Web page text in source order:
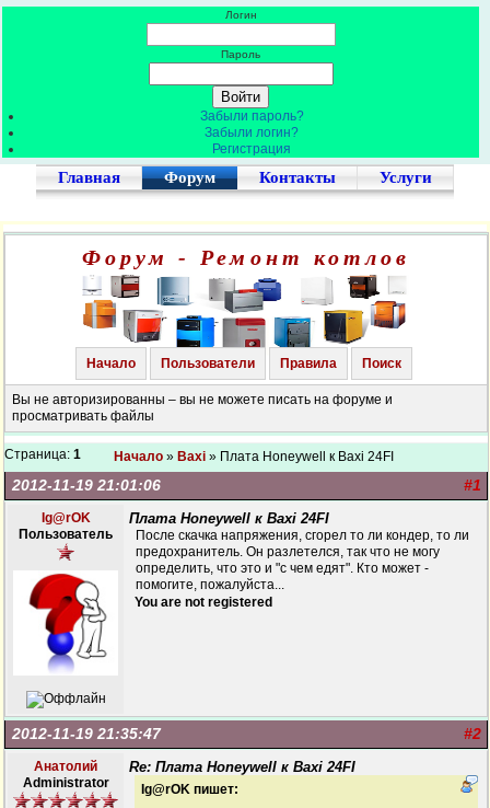
Логин
Пароль
Забыли пароль?
Забыли логин?
Регистрация
Главная Форум Контакты Услуги
Форум - Ремонт котлов
Начало Пользователи Правила Поиск
Вы не авторизированны – вы не можете писать на форуме и
просматривать файлы
Страница: 1 Начало » Baxi » Плата Honeywell к Baxi 24FI
#1
2012-11-19 21:01:06
Ig@rOK
Пользователь
Плата Honeywell к Baxi 24FI
После скачка напряжения, сгорел то ли кондер, то ли
предохранитель. Он разлетелся, так что не могу
определить, что это и "с чем едят". Кто может -
помогите, пожалуйста...
You are not registered
#2
2012-11-19 21:35:47
Анатолий
Administrator
Re: Плата Honeywell к Baxi 24FI
Ig@rOK пишет: